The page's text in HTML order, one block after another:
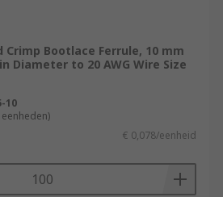
Crimp Bootlace Ferrule, 10 mm
Diameter to 20 AWG Wire Size
10
€ 0,078/eenheid